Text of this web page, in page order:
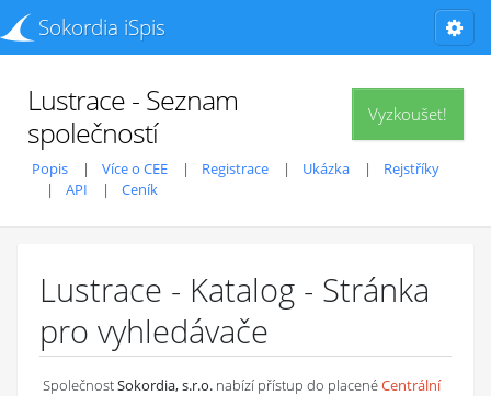
Sokordia iSpis
Vyzkoušet!
Lustrace - Seznam
společností
Popis Více o CEE Registrace Ukázka
Rejstříky
API
Ceník
Lustrace - Katalog - Stránka
pro vyhledávače
SpolečnostSokordia, s.r.o. nabízí přístup do placenéCentrální